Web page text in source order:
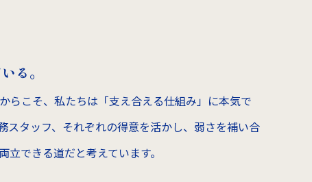
る。
らこそ、私たちは「支え合える仕組み」に本気で
タッフ、それぞれの得意を活かし、弱さを補い合
できる道だと考えています。